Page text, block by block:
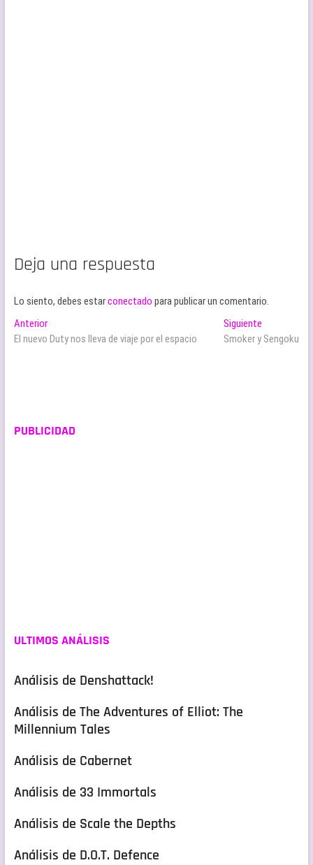
Deja una respuesta
Lo siento, debes estarconectado para publicar un comentario.
Navegación
de
AnteriorEntrada
anterior:
El nuevo Duty nos lleva de viaje por el espacio
Siguiente
siguiente:
Smoker y Sengoku
PUBLICIDAD
ULTIMOS ANÁLISIS
Análisis de Denshattack!
Análisis de The Adventures of Elliot: The
Millennium Tales
Análisis de Cabernet
Análisis de 33 Immortals
Análisis de Scale the Depths
Análisis de D.O.T. Defence